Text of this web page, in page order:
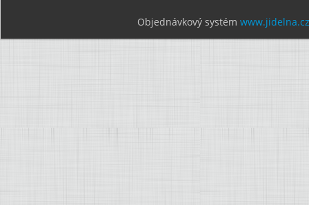
Objednávkový systém www.jidelna.cz